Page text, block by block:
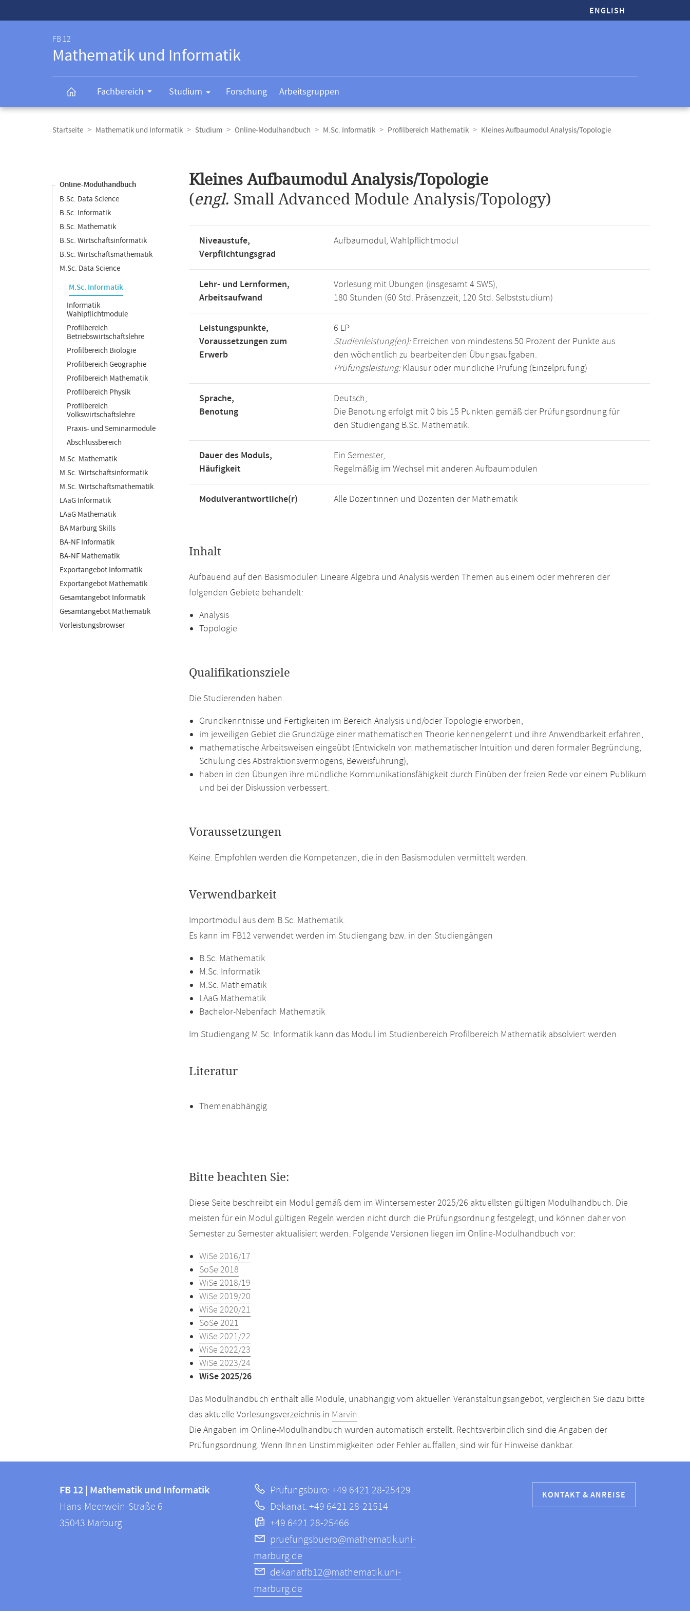
ENGLISH
FB 12
Mathematik und Informatik
Fachbereich Studium Forschung Arbeitsgruppen
Navigation
Startseite Mathematik und Informatik Studium Online-Modulhandbuch M.Sc. Informatik Profilbereich Mathematik Kleines Aufbaumodul Analysis/Topologie
Online-Modulhandbuch
B.Sc. Data Science
B.Sc. Informatik
B.Sc. Mathematik
B.Sc. Wirtschaftsinformatik
B.Sc. Wirtschaftsmathematik
M.Sc. Data Science
M.Sc. Informatik
Informatik
Wahlpflichtmodule
Profilbereich
Betriebswirtschaftslehre
Profilbereich Biologie
Profilbereich Geographie
Profilbereich Mathematik
Profilbereich Physik
Profilbereich
Volkswirtschaftslehre
Praxis- und Seminarmodule
Abschlussbereich
M.Sc. Mathematik
M.Sc. Wirtschaftsinformatik
M.Sc. Wirtschaftsmathematik
LAaG Informatik
LAaG Mathematik
BA Marburg Skills
BA-NF Informatik
BA-NF Mathematik
Exportangebot Informatik
Exportangebot Mathematik
Gesamtangebot Informatik
Gesamtangebot Mathematik
Vorleistungsbrowser
Kleines Aufbaumodul Analysis/Topologie
(engl. Small Advanced Module Analysis/Topology)
Niveaustufe,
Verpflichtungsgrad
Aufbaumodul, Wahlpflichtmodul
Lehr- und Lernformen,
Arbeitsaufwand
Vorlesung mit Übungen (insgesamt 4 SWS),
180 Stunden (60 Std. Präsenzzeit, 120 Std. Selbststudium)
Leistungspunkte,
Voraussetzungen zum
Erwerb
6 LP
Studienleistung(en):Erreichen von mindestens 50 Prozent der Punkte aus
den wöchentlich zu bearbeitenden Übungsaufgaben.
Prüfungsleistung:Klausur oder mündliche Prüfung (Einzelprüfung)
Sprache,
Benotung
Deutsch,
Die Benotung erfolgt mit 0 bis 15 Punkten gemäß der Prüfungsordnung für
den Studiengang B.Sc. Mathematik.
Dauer des Moduls,
Häufigkeit
Ein Semester,
Regelmäßig im Wechsel mit anderen Aufbaumodulen
Modulverantwortliche(r) Alle Dozentinnen und Dozenten der Mathematik
Inhalt
Aufbauend auf den Basismodulen Lineare Algebra und Analysis werden Themen aus einem oder mehreren der
folgenden Gebiete behandelt:
Analysis
Topologie
Qualifikationsziele
Die Studierenden haben
Grundkenntnisse und Fertigkeiten im Bereich Analysis und/oder Topologie erworben,
im jeweiligen Gebiet die Grundzüge einer mathematischen Theorie kennengelernt und ihre Anwendbarkeit erfahren,
mathematische Arbeitsweisen eingeübt (Entwickeln von mathematischer Intuition und deren formaler Begründung,
Schulung des Abstraktionsvermögens, Beweisführung),
haben in den Übungen ihre mündliche Kommunikationsfähigkeit durch Einüben der freien Rede vor einem Publikum
und bei der Diskussion verbessert.
Voraussetzungen
Keine. Empfohlen werden die Kompetenzen, die in den Basismodulen vermittelt werden.
Verwendbarkeit
Importmodul aus dem B.Sc. Mathematik.
Es kann im FB12 verwendet werden im Studiengang bzw. in den Studiengängen
B.Sc. Mathematik
M.Sc. Informatik
M.Sc. Mathematik
LAaG Mathematik
Bachelor-Nebenfach Mathematik
Im Studiengang M.Sc. Informatik kann das Modul im Studienbereich Profilbereich Mathematik absolviert werden.
Literatur
Themenabhängig
Bitte beachten Sie:
Diese Seite beschreibt ein Modul gemäß dem im Wintersemester 2025/26 aktuellsten gültigen Modulhandbuch. Die
meisten für ein Modul gültigen Regeln werden nicht durch die Prüfungsordnung festgelegt, und können daher von
Semester zu Semester aktualisiert werden. Folgende Versionen liegen im Online-Modulhandbuch vor:
WiSe 2016/17
SoSe 2018
WiSe 2018/19
WiSe 2019/20
WiSe 2020/21
SoSe 2021
WiSe 2021/22
WiSe 2022/23
WiSe 2023/24
WiSe 2025/26
Das Modulhandbuch enthält alle Module, unabhängig vom aktuellen Veranstaltungsangebot, vergleichen Sie dazu bitte
das aktuelle Vorlesungsverzeichnis in Marvin.
Die Angaben im Online-Modulhandbuch wurden automatisch erstellt. Rechtsverbindlich sind die Angaben der
Prüfungsordnung. Wenn Ihnen Unstimmigkeiten oder Fehler auffallen, sind wir für Hinweise dankbar.
Informationen
FB
12
FB 12 | Mathematik und Informatik
Hans-Meerwein-Straße 6
35043 Marburg
Prüfungsbüro: +49 6421 28-25429
Dekanat: +49 6421 28-21514
+49 6421 28-25466
pruefungsbuero@mathematik.uni-
marburg.de
dekanatfb12@mathematik.uni-
marburg.de
KONTAKT & ANREISE